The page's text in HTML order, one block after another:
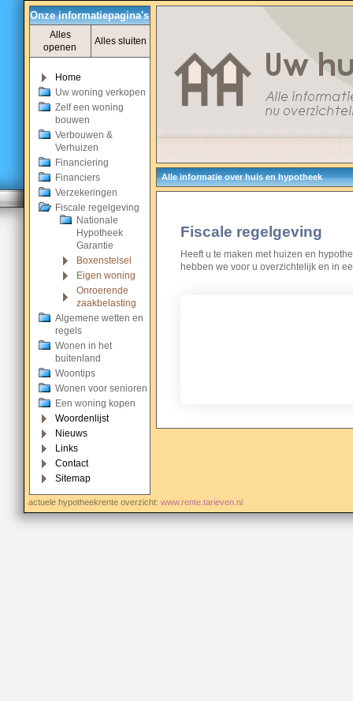
Onze informatiepagina's
Alles
openen
Alles sluiten
Home
Uw woning verkopen
Zelf een woning
bouwen
Verbouwen &
Verhuizen
Financiering
Financiers
Verzekeringen
Fiscale regelgeving
Nationale
Hypotheek
Garantie
Boxenstelsel
Eigen woning
Onroerende
zaakbelasting
Algemene wetten en
regels
Wonen in het
buitenland
Woontips
Wonen voor senioren
Een woning kopen
Woordenlijst
Nieuws
Links
Contact
Sitemap
Alle informatie over huis en hypotheek
Fiscale regelgeving
Heeft u te maken met huizen en
hebben we voor u overzichtelijk en in
actuele hypotheekrente overzicht: www.rente.tarieven.nl